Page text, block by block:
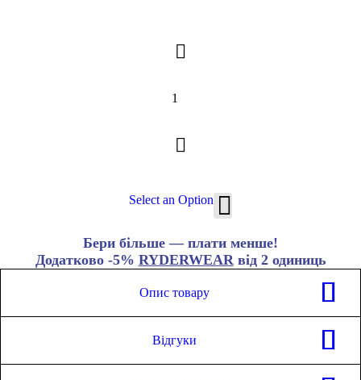
Select an Option
Бери більше — плати менше!
Додатково -5% RYDERWEARвід 2 одиниць
Опис товару
носить розмір XS. Її талія становить 66 см, а стегна 91 см.
Контурний задній пояс
Відгуки